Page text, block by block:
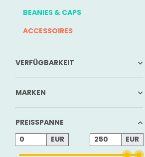
BEANIES & CAPS
ACCESSOIRES
VERFÜGBARKEIT
MARKEN
PREISSPANNE
EUR
EUR